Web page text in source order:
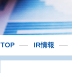
TOP IR情報